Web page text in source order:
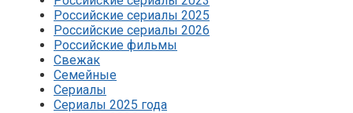
Российские сериалы 2025
Российские сериалы 2026
Российские фильмы
Свежак
Семейные
Сериалы
Сериалы 2025 года